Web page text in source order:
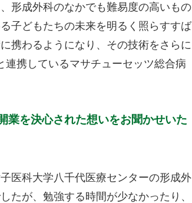
形成外科のなかでも難易度の高いもの
子どもたちの未来を明るく照らすすば
携わるようになり、その技術をさらに
連携しているマサチューセッツ総合病
業を決心された想いをお聞かせいた
医科大学八千代医療センターの形成外
たが、勉強する時間が少なかったり、